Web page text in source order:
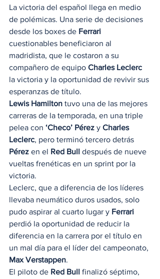
La victoria del español llega en medio
de polémicas. Una serie de decisiones
desde los boxes de Ferrari
cuestionables beneficiaron al
madridista, que le costaron a su
compañero de equipo Charles Leclerc
la victoria y la oportunidad de revivir sus
esperanzas de título.
Lewis Hamilton tuvo una de las mejores
carreras de la temporada, en una triple
pelea con ‘Checo’ Pérez y Charles
Leclerc, pero terminó tercero detrás
Pérez en el Red Bull después de nueve
vueltas frenéticas en un sprint por la
victoria.
Leclerc, que a diferencia de los líderes
llevaba neumático duros usados, solo
pudo aspirar al cuarto lugar y Ferrari
perdió la oportunidad de reducir la
diferencia en la carrera por el título en
un mal día para el líder del campeonato,
Max Verstappen.
El piloto de Red Bull finalizó séptimo,